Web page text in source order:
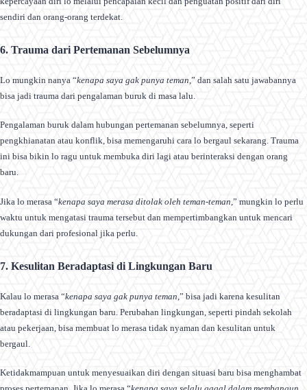
sendiri dan orang-orang terdekat.
6. Trauma dari Pertemanan Sebelumnya
Lo mungkin nanya “kenapa saya gak punya teman ,” dan salah satu jawabannya
bisa jadi trauma dari pengalaman buruk di masa lalu.
Pengalaman buruk dalam hubungan pertemanan sebelumnya, seperti
pengkhianatan atau konflik, bisa memengaruhi cara lo bergaul sekarang. Trauma
ini bisa bikin lo ragu untuk membuka diri lagi atau berinteraksi dengan orang
baru.
Jika lo merasa “kenapa saya merasa ditolak oleh teman-teman ,” mungkin lo perlu
waktu untuk mengatasi trauma tersebut dan mempertimbangkan untuk mencari
dukungan dari profesional jika perlu.
7. Kesulitan Beradaptasi di Lingkungan Baru
Kalau lo merasa “kenapa saya gak punya teman ,” bisa jadi karena kesulitan
beradaptasi di lingkungan baru. Perubahan lingkungan, seperti pindah sekolah
atau pekerjaan, bisa membuat lo merasa tidak nyaman dan kesulitan untuk
bergaul.
Ketidakmampuan untuk menyesuaikan diri dengan situasi baru bisa menghambat